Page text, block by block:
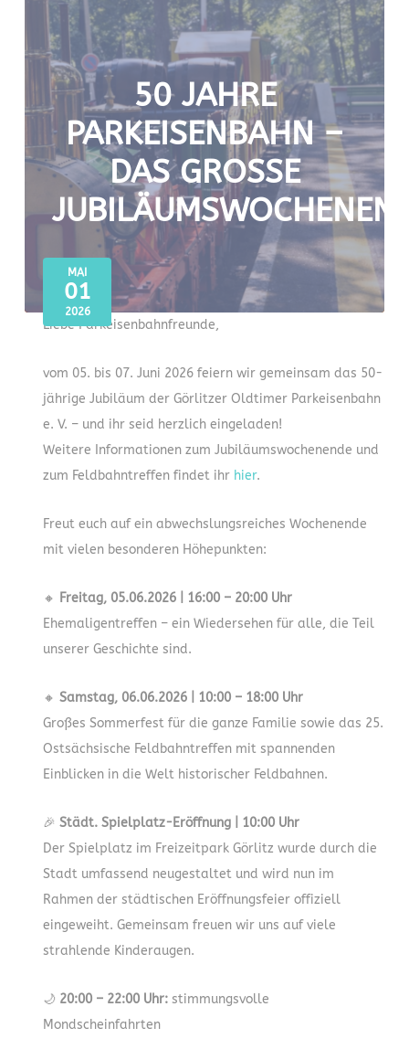
50 JAHRE
PARKEISENBAHN –
DAS GROSSE J
MAI
01
2026
Liebe Parkeisenbahnfreunde,
vom 05. bis 07. Juni 2026 feiern wir gemeinsam das 50-
jährige Jubiläum der Görlitzer Oldtimer Parkeisenbahn
e. V. – und ihr seid herzlich eingeladen!
Weitere Informationen zum Jubiläumswochenende und
zum Feldbahntreffen findet ihr hier.
Freut euch auf ein abwechslungsreiches Wochenende
mit vielen besonderen Höhepunkten:
🔸 Freitag, 05.06.2026 | 16:00 – 20:00 Uhr
Ehemaligentreffen – ein Wiedersehen für alle, die Teil
unserer Geschichte sind.
🔸 Samstag, 06.06.2026 | 10:00 – 18:00 Uhr
Großes Sommerfest für die ganze Familie sowie das 25.
Ostsächsische Feldbahntreffen mit spannenden
Einblicken in die Welt historischer Feldbahnen.
🎉 Städt. Spielplatz-Eröffnung | 10:00 Uhr
Der Spielplatz im Freizeitpark Görlitz wurde durch die
Stadt umfassend neugestaltet und wird nun im
Rahmen der städtischen Eröffnungsfeier offiziell
eingeweiht. Gemeinsam freuen wir uns auf viele
strahlende Kinderaugen.
🌙 20:00 – 22:00 Uhr: stimmungsvolle
Mondscheinfahrten